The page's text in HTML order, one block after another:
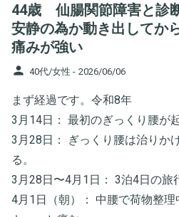
44歳 仙腸関節障害と診
安静の為か動き出してか
痛みが強い
person 40代/女性 - 2026/06/06
まず経過です。令和8年
3月14日： 最初のぎっくり腰が
​3月28日： ぎっくり腰は治りか
る。
​3月28日〜4月1日： 3泊4日の旅
​4月1日（朝）： 中腰で荷物整